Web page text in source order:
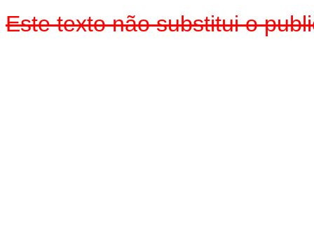
Este texto não substitui o